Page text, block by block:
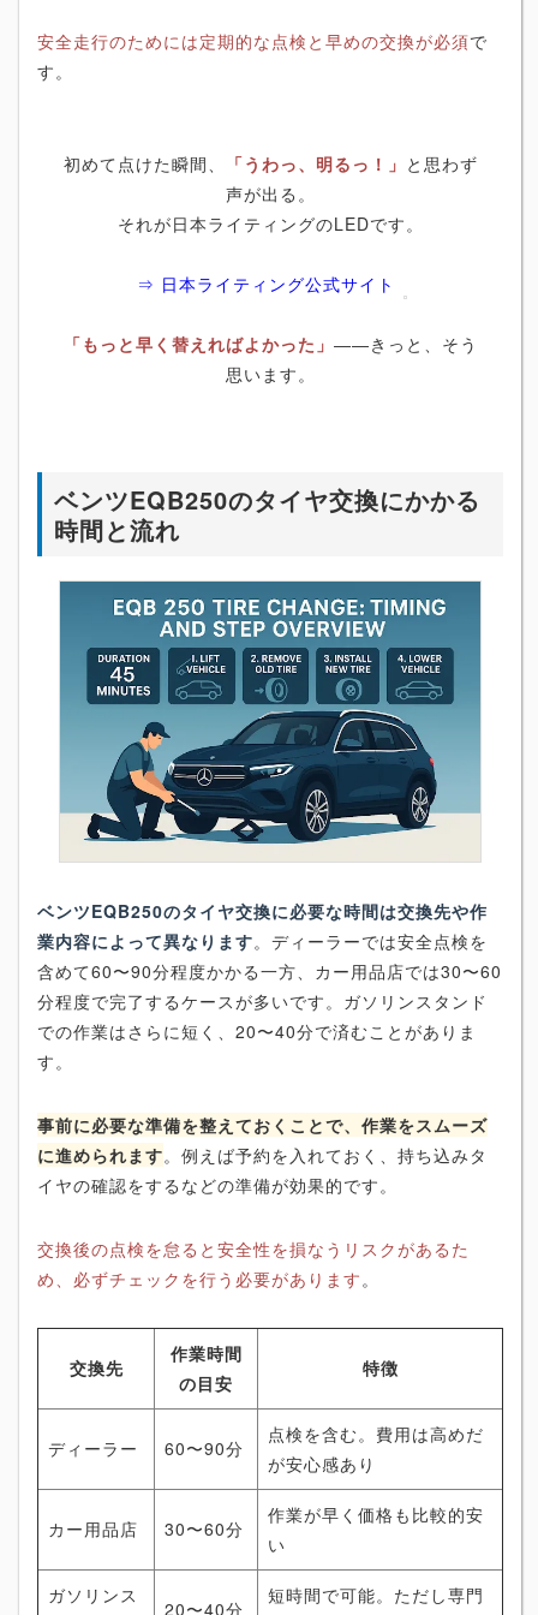
安全走行のためには定期的な点検と早めの交換が必須で
す。
初めて点けた瞬間、 「うわっ、明るっ！」 と思わず
声が出る。
それが日本ライティングのLEDです。
⇒ 日本ライティング公式サイト
「もっと早く替えればよかった」 ――きっと、そう
思います。
ベンツEQB250のタイヤ交換にかかる
時間と流れ
ベンツEQB250のタイヤ交換に必要な時間は交換先や作
業内容によって異なります。ディーラーでは安全点検を
含めて60〜90分程度かかる一方、カー用品店では30〜60
分程度で完了するケースが多いです。ガソリンスタンド
での作業はさらに短く、20〜40分で済むことがありま
す。
事前に必要な準備を整えておくことで、作業をスムーズ
に進められます。例えば予約を入れておく、持ち込みタ
イヤの確認をするなどの準備が効果的です。
交換後の点検を怠ると安全性を損なうリスクがあるた
め、必ずチェックを行う必要があります。
交換先
作業時間
の目安
特徴
ディーラー 60〜90分
点検を含む。費用は高めだ
が安心感あり
カー用品店 30〜60分
作業が早く価格も比較的安
い
ガソリンス
20〜40分
短時間で可能。ただし専門